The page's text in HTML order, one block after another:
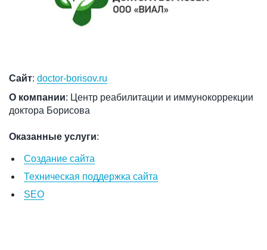
Сайт: doctor-borisov.ru
О компании: Центр реабилитации и иммунокоррекции
доктора Борисова
Оказанные услуги:
Создание сайта
Техническая поддержка сайта
SEO